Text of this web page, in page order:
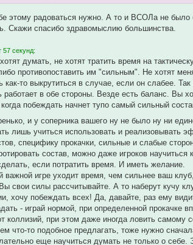
этому радоваться нужно. А то и ВСОЛа не
Скажи спасибо здравомыслию большинства.
57 секунд:
думать, не хотят тратить время на
противопоставить им "сильным". Не хотят
как-то выкрутиться в случае, если он слабее.
в обе стороны. Везде есть баланс. Вы
побеждать начнет тупо самый сильный
и у соперника вашего ну не было ну ни
лишь учиться использовать и реализовывать
специфику прокачки, сильные и слабые
состав, можно даже игроков
если потратить время. И иметь желание.
важной игре уходит время, чем сильнее ваш
свои силы рассчитывайте. А то наберут кучу
хочу побеждать всех! Да, давайте, раз ему
- играй нормой, при определенной прокачке
коллизий, при этом даже иногда ловить
что-то подобное предлагать, тоже нужно
еще научиться думать не только о себе.